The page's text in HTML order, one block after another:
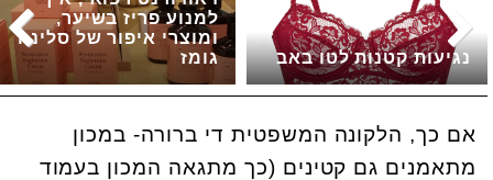
למנוע פריז בשיער,
ומוצרי איפור של סלינה
גומז
נגיעות קטנות לטו באב
אם כך, הלקונה המשפטית די ברורה- במכון
מתאמנים גם קטינים (כך מתגאה המכון בעמוד